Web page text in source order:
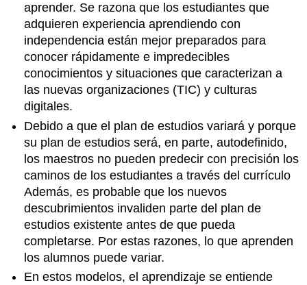
aprender. Se razona que los estudiantes que
adquieren experiencia aprendiendo con
independencia están mejor preparados para
conocer rápidamente e impredecibles
conocimientos y situaciones que caracterizan a
las nuevas organizaciones (TIC) y culturas
digitales.
Debido a que el plan de estudios variará y porque
su plan de estudios será, en parte, autodefinido,
los maestros no pueden predecir con precisión los
caminos de los estudiantes a través del currículo
Además, es probable que los nuevos
descubrimientos invaliden parte del plan de
estudios existente antes de que pueda
completarse. Por estas razones, lo que aprenden
los alumnos puede variar.
En estos modelos, el aprendizaje se entiende